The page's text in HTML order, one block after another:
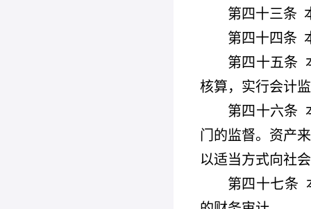
第四十三条
第四十四条
第四十五条
核算，实行会计
第四十六条
门的监督。资产
以适当方式向社
第四十七条